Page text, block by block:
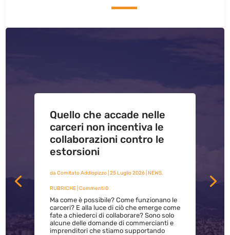
Quello che accade nelle
carceri non incentiva le
collaborazioni contro le
estorsioni
da Comitato Addiopizzo| 25 Luglio 2026| NEWS,
RUBRICHE| Commenti 0
Ma come è possibile? Come funzionano le
carceri? E alla luce di ciò che emerge come
fate a chiederci di collaborare? Sono solo
alcune delle domande di commercianti e
imprenditori che stiamo supportando